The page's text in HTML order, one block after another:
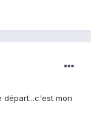
départ...c'est mon